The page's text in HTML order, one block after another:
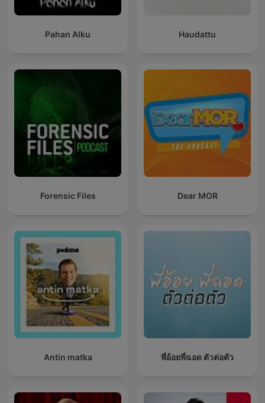
Pahan Alku Haudattu
Forensic Files Dear MOR
Antin matka พี่อ้อยพี่ฉอด ตัวต่อตัว